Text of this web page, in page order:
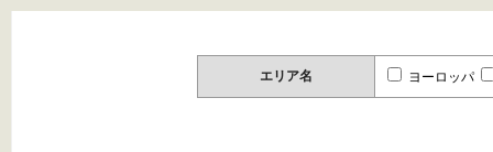
エリア名 ヨーロッパ